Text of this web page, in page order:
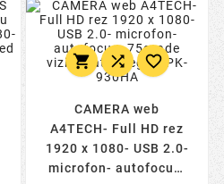
  
CAMERA web
A4TECH- Full HD rez
1920 x 1080- USB 2.0-
microfon- autofocus-